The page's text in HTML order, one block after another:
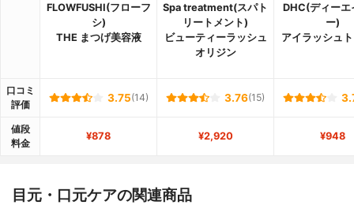
FLOWFUSHI(フローフ
シ)
THE まつげ美容液
Spa treatment(スパト
リートメント)
ビューティーラッシュ
オリジン
DHC(ディーエ
ー)
アイラッシュ
口コミ
評価
3.75(14) 3.76(15)
値段
料金
¥878 ¥2,920 ¥948
目元・口元ケアの関連商品